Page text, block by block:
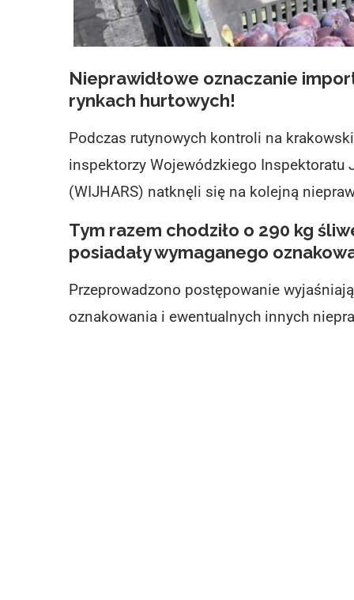
Nieprawidłowe oznaczanie
rynkach hurtowych!
Podczas rutynowych kontroli na
inspektorzy Wojewódzkiego Inspektoratu
(WIJHARS) natknęli się na kolejną
Tym razem chodziło o 290 kg
posiadały wymaganego
Przeprowadzono postępowanie
oznakowania i ewentualnych innych